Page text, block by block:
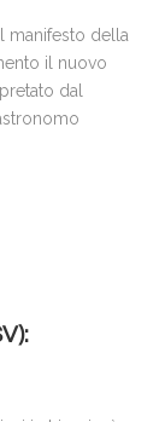
manifesto della
il nuovo
dal